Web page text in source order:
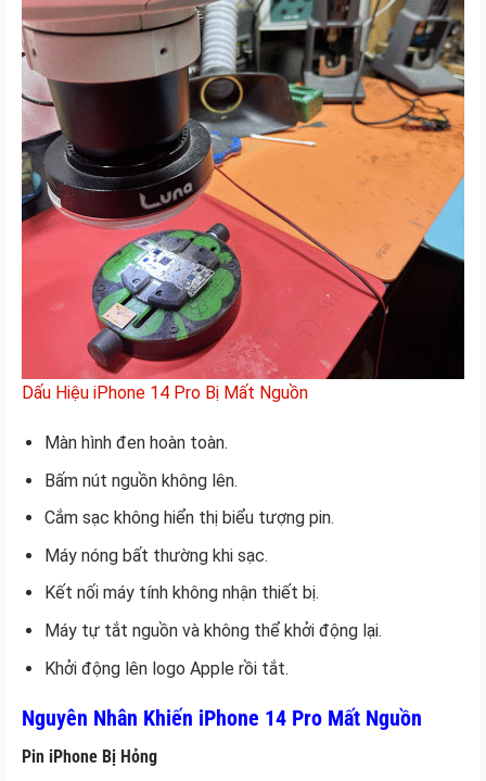
Dấu Hiệu iPhone 14 Pro Bị Mất Nguồn
Màn hình đen hoàn toàn.
Bấm nút nguồn không lên.
Cắm sạc không hiển thị biểu tượng pin.
Máy nóng bất thường khi sạc.
Kết nối máy tính không nhận thiết bị.
Máy tự tắt nguồn và không thể khởi động lại.
Khởi động lên logo Apple rồi tắt.
Nguyên Nhân Khiến iPhone 14 Pro Mất Nguồn
Pin iPhone Bị Hỏng